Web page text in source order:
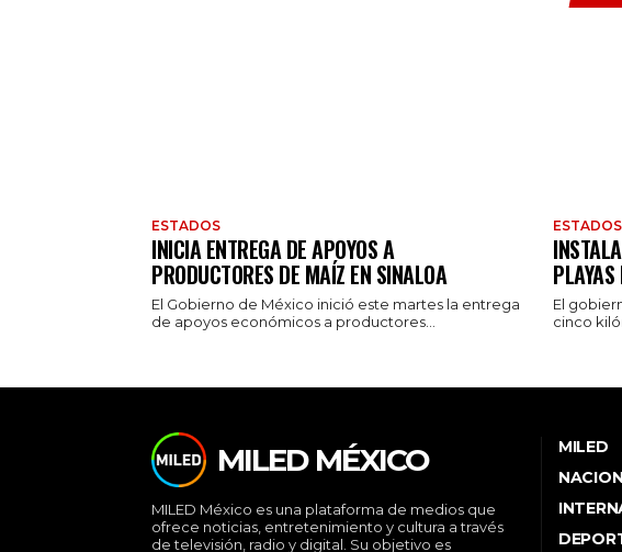
ESTADOS
INICIA ENTREGA DE APOYOS A
PRODUCTORES DE MAÍZ EN SINALOA
El Gobierno de México inició este martes la entrega
de apoyos económicos a productores...
ESTADOS
El
cinco
MILED MÉXICO
MILED México es una plataforma de medios que
ofrece noticias, entretenimiento y cultura a través
de televisión, radio y digital. Su objetivo es
MILED